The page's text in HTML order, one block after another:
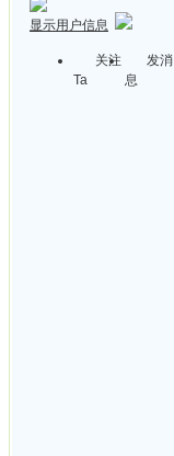
显示用户信息
关注
Ta
发消
息